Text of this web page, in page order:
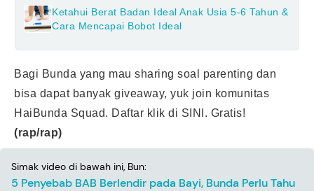
Ketahui Berat Badan Ideal Anak Usia 5-6 Tahun &
Cara Mencapai Bobot Ideal
Bagi Bunda yang mau sharing soal parenting dan
bisa dapat banyak giveaway, yuk join komunitas
HaiBunda Squad. Daftar klik di SINI . Gratis!
(rap/rap)
Simak video di bawah ini, Bun:
5 Penyebab BAB Berlendir pada Bayi, Bunda Perlu Tahu